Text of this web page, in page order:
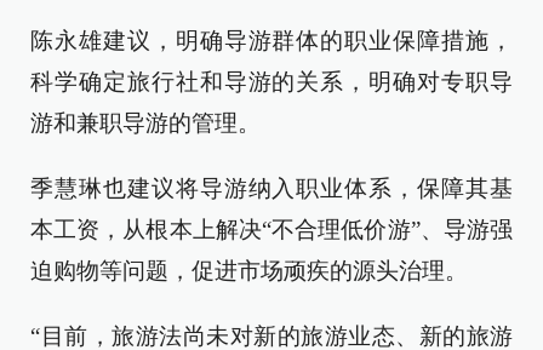
陈永雄建议，明确导游群体的职业保障措施，
科学确定旅行社和导游的关系，明确对专职导
游和兼职导游的管理。
季慧琳也建议将导游纳入职业体系，保障其基
本工资，从根本上解决“不合理低价游”、导游强
迫购物等问题，促进市场顽疾的源头治理。
“目前，旅游法尚未对新的旅游业态、新的旅游